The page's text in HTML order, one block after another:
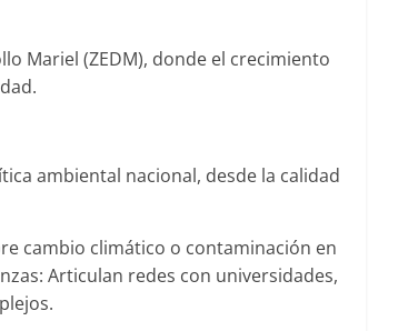
Mariel (ZEDM), donde el crecimiento
ambiental nacional, desde la calidad
cambio climático o contaminación en
Articulan redes con universidades,